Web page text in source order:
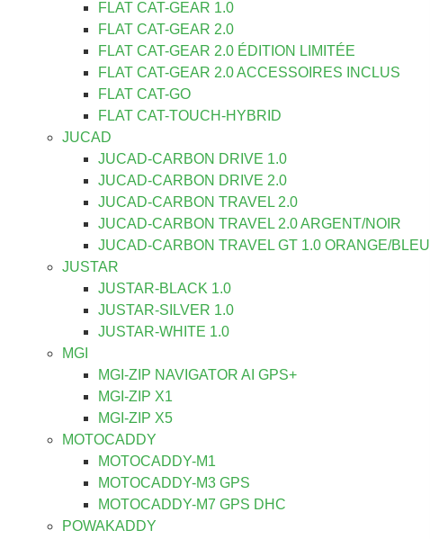
FLAT CAT-GEAR 1.0
FLAT CAT-GEAR 2.0
FLAT CAT-GEAR 2.0 ÉDITION LIMITÉE
FLAT CAT-GEAR 2.0 ACCESSOIRES INCLUS
FLAT CAT-GO
FLAT CAT-TOUCH-HYBRID
JUCAD
JUCAD-CARBON DRIVE 1.0
JUCAD-CARBON DRIVE 2.0
JUCAD-CARBON TRAVEL 2.0
JUCAD-CARBON TRAVEL 2.0 ARGENT/NOIR
JUCAD-CARBON TRAVEL GT 1.0 ORANGE/BLEU
JUSTAR
JUSTAR-BLACK 1.0
JUSTAR-SILVER 1.0
JUSTAR-WHITE 1.0
MGI
MGI-ZIP NAVIGATOR AI GPS+
MGI-ZIP X1
MGI-ZIP X5
MOTOCADDY
MOTOCADDY-M1
MOTOCADDY-M3 GPS
MOTOCADDY-M7 GPS DHC
POWAKADDY